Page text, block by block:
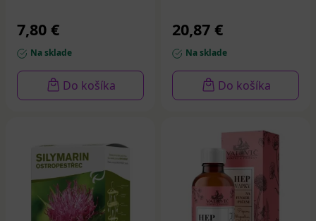
7,80 €
Na sklade
Do košíka
20,87 €
Na sklade
Do košíka